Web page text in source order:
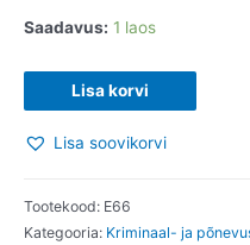
Saadavus: 1 laos
Mõrvari
lõpparve.
Ed
2001
kogus
Lisa korvi
Lisa soovikorvi
Tootekood: E66
Kategooria: Kriminaal- ja